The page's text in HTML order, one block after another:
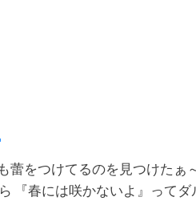
蕾をつけてるのを見つけたぁ
『春には咲かないよ』って